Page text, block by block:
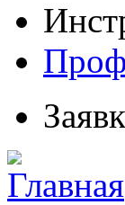
Главная